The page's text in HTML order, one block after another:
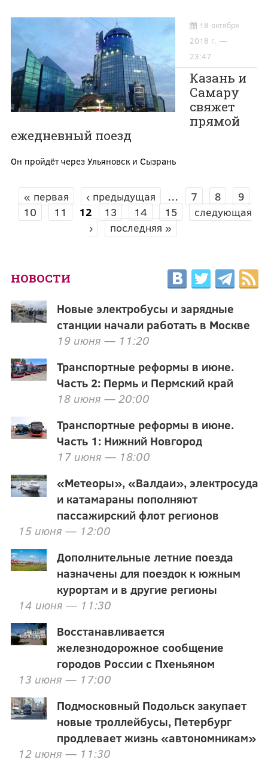
18 октября
2018 г. —
23:47
Казань и
Самару
свяжет
прямой
ежедневный поезд
Он пройдёт через Ульяновск и Сызрань
СТРАНИЦЫ
« первая ‹ предыдущая … 7 8
9
10
11 12 13 14 15
следующая
›
последняя »
НОВОСТИ
Новые электробусы и зарядные
станции начали работать в Москве
19 июня — 11:20
Транспортные реформы в июне.
Часть 2: Пермь и Пермский край
18 июня — 20:00
Транспортные реформы в июне.
Часть 1: Нижний Новгород
17 июня — 18:00
«Метеоры», «Валдаи», электросуда
и катамараны пополняют
пассажирский флот регионов
15 июня — 12:00
Дополнительные летние поезда
назначены для поездок к южным
курортам и в другие регионы
14 июня — 11:30
Восстанавливается
железнодорожное сообщение
городов России с Пхеньяном
13 июня — 17:00
Подмосковный Подольск закупает
новые троллейбусы, Петербург
продлевает жизнь «автономникам»
12 июня — 11:30